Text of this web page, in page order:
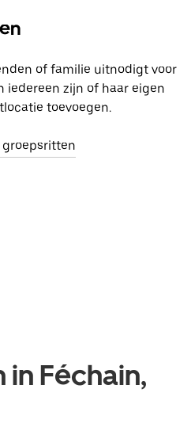
of familie uitnodigt voor
iedereen zijn of haar eigen
toevoegen.
groepsritten
Féchain,